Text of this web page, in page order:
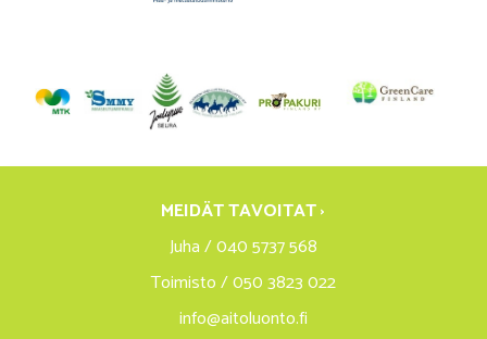
MEIDÄT TAVOITAT ›
Juha / 040 5737 568
Toimisto / 050 3823 022
info@aitoluonto.fi